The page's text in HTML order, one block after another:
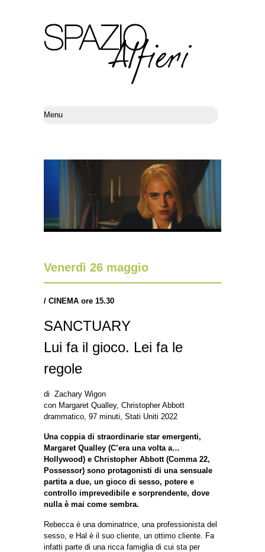
Venerdì 26 maggio
/ CINEMA ore 15.30
SANCTUARY
Lui fa il gioco. Lei fa le
regole
di Zachary Wigon
con Margaret Qualley, Christopher Abbott
drammatico, 97 minuti, Stati Uniti 2022
Una coppia di straordinarie star emergenti,
Margaret Qualley (C’era una volta a…
Hollywood) e Christopher Abbott (Comma 22,
Possessor) sono protagonisti di una sensuale
partita a due, un gioco di sesso, potere e
controllo imprevedibile e sorprendente, dove
nulla è mai come sembra.
Rebecca è una dominatrice, una professionista del
sesso, e Hal è il suo cliente, un ottimo cliente. Fa
infatti parte di una ricca famiglia di cui sta per